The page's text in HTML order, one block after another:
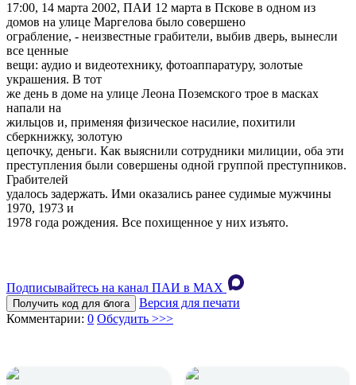
17:00, 14 марта 2002, ПАИ 12 марта в Пскове в одном из
домов на улице Маргелова было совершено
ограбление, - неизвестные грабители, выбив дверь, вынесли
все ценные
вещи: аудио и видеотехнику, фотоаппаратуру, золотые
украшения. В тот
же день в доме на улице Леона Поземского трое в масках
напали на
жильцов и, применяя физическое насилие, похитили
сберкнижку, золотую
цепочку, деньги. Как выяснили сотрудники милиции, оба эти
преступления были совершены одной группой преступников.
Грабителей
удалось задержать. Ими оказались ранее судимые мужчины
1970, 1973 и
1978 года рождения. Все похищенное у них изъято.
Подписывайтесь на канал ПАИ в MAХ
Получить код для блога
Версия для печати
Комментарии: 0 Обсудить >>>